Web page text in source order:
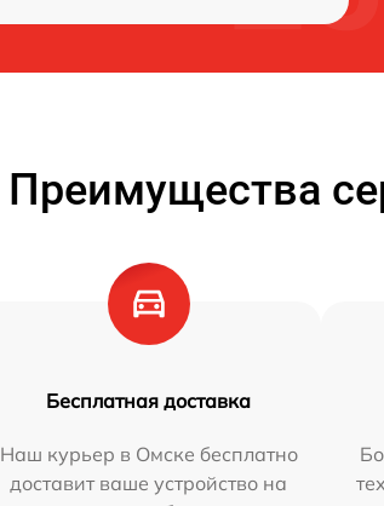
Преимущества
Бесплатная доставка
Наш курьер в Омске бесплатно
доставит ваше устройство на